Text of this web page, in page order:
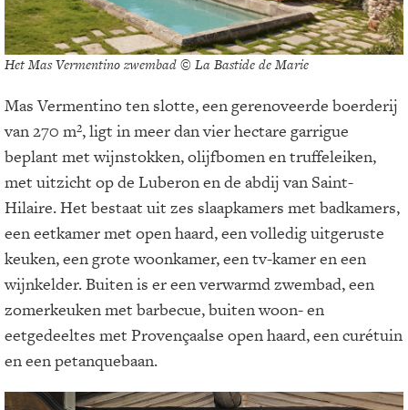
Het Mas Vermentino zwembad © La Bastide de Marie
Mas Vermentino ten slotte, een gerenoveerde boerderij
van 270 m², ligt in meer dan vier hectare garrigue
beplant met wijnstokken, olijfbomen en truffeleiken,
met uitzicht op de Luberon en de abdij van Saint-
Hilaire. Het bestaat uit zes slaapkamers met badkamers,
een eetkamer met open haard, een volledig uitgeruste
keuken, een grote woonkamer, een tv-kamer en een
wijnkelder. Buiten is er een verwarmd zwembad, een
zomerkeuken met barbecue, buiten woon- en
eetgedeeltes met Provençaalse open haard, een curétuin
en een petanquebaan.